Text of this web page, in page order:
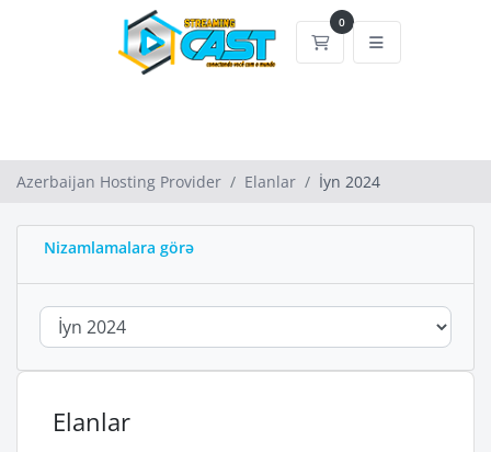
0
Səbət
Azerbaijan Hosting Provider Elanlar İyn 2024
Nizamlamalara görə
Elanlar